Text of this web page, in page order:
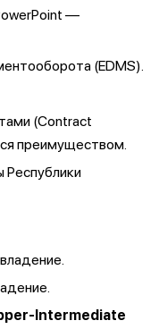
—
(EDMS).
(Contract
преимуществом.
Республики
Intermediate